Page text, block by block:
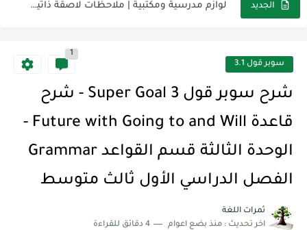
الجديد لوازم مدرسية ومكتبية | ملاحظات لاصقة ذاتية على شكل قلب...
The Winter Surprise
أهمية تعلم قواعد اللغة الإنجليزية | مكونات الجملة في اللغة...
شرح قسم القراءة لكل وحدات الكتاب Super Goal 3 -...
سوبر قول 3.1
1
شرح سوبر قول 3 Super Goal - شرح
قاعدة Future with Going to and Will -
الوحدة الثالثة قسم القواعد Grammar
الفصل الدراسي الأول ثالث متوسط
ثمرات اللغة
اخر تحديث : منذ بضع اعوام 4 دقائق للقراءة